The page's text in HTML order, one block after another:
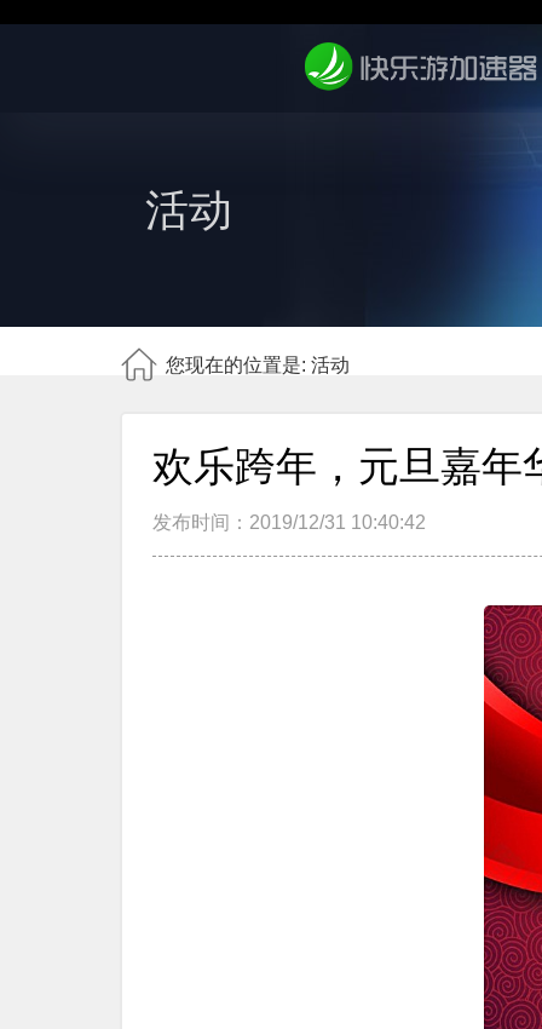
活动
您现在的位置是: 活动
欢乐跨年，元旦嘉年
发布时间：2019/12/31 10:40:42